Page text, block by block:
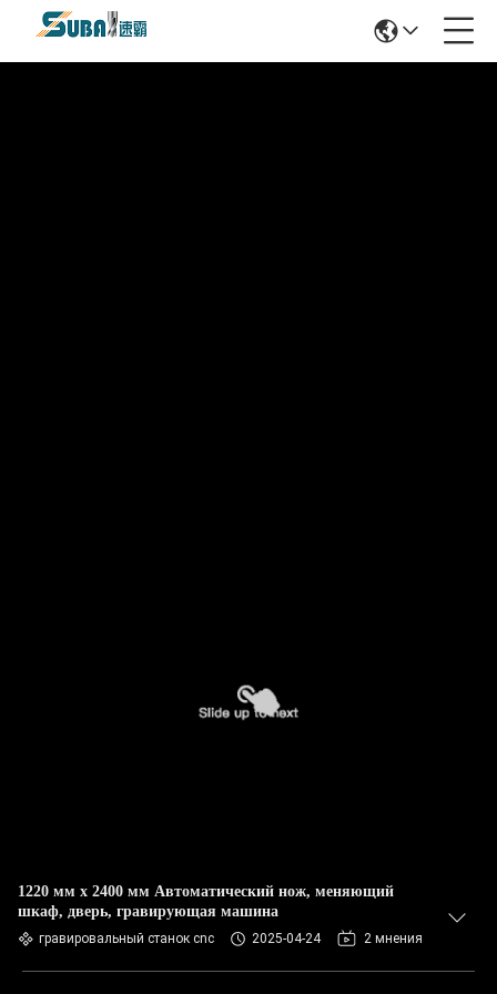
1220 мм х 2400 мм Автоматический нож, меняющий
шкаф, дверь, гравирующая машина
гравировальный станок cnc 2025-04-24 2 мнения